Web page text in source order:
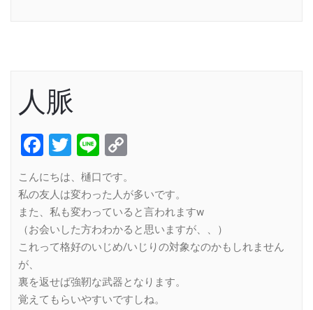
人脈
Facebook
Twitter
Line
こんにちは、樋口です。
私の友人は変わった人が多いです。
また、私も変わっていると言われますw
（お会いした方わわかると思いますが、、）
これって格好のいじめ/いじりの対象なのかもしれません
が、
裏を返せば強靭な武器となります。
覚えてもらいやすいですしね。